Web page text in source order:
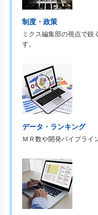
制度・政策
ミクス編集部の視点で鋭
す。
データ・ランキング
ＭＲ数や開発パイプライ